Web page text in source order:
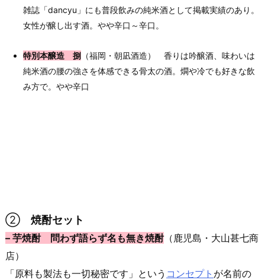
雑誌「dancyu」にも普段飲みの純米酒として掲載実績のあり。
女性が醸し出す酒。やや辛口～辛口。
特別本醸造 捌 （福岡・朝凪酒造） 香りは吟醸酒、味わいは
純米酒の腰の強さを体感できる骨太の酒。燗や冷でも好きな飲
み方で。やや辛口
② 焼酎セット
– 芋焼酎 問わず語らず名も無き焼酎（鹿児島・大山甚七商
店）
「原料も製法も一切秘密です」という コンセプト が名前の